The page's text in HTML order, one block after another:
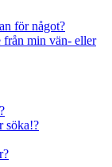
för något?
från min vän- eller
söka!?